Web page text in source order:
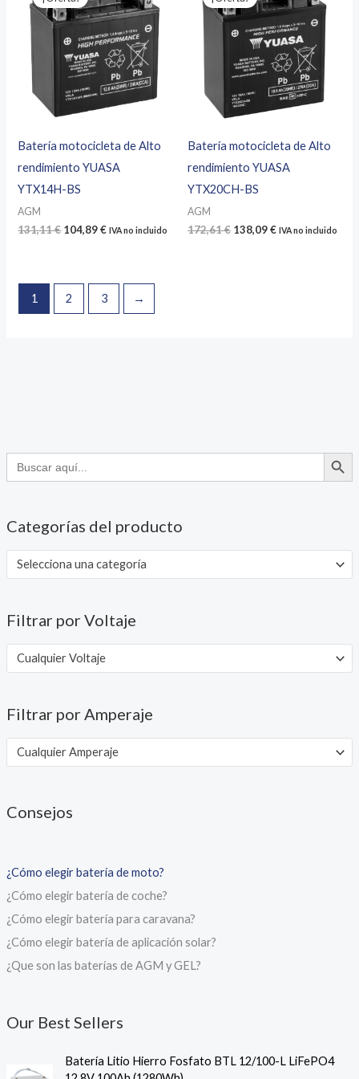
Buscar: BOTÓN DE
Categorías del producto
Selecciona una categoría
Filtrar por Voltaje
Cualquier Voltaje
Filtrar por Amperaje
Cualquier Amperaje
Consejos
¿Cómo elegir batería de moto?
¿Cómo elegir batería de coche?
¿Cómo elegir batería para caravana?
¿Cómo elegir batería de aplicación solar?
¿Que son las baterías de AGM y GEL?
Our Best Sellers
Batería Litio Hierro Fosfato BTL 12/100-L LiFePO4
Batería motocicleta de Alto
rendimiento YUASA
YTX14H-BS
AGM
131,11€ El
131,11 €.
104,89€El
104,89 €.
IVA no incluido
Batería motocicleta de Alto
rendimiento YUASA
YTX20CH-BS
AGM
172,61€ El
138,09€ElIVA no incluido
1 2 3 →